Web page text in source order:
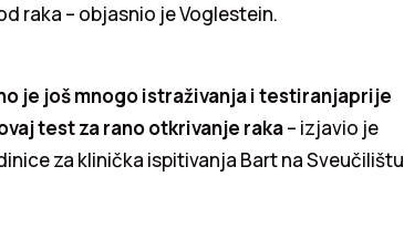
raka – objasnio je Voglestein.
je još mnogo istraživanja i testiranjaprije
test za rano otkrivanje raka– izjavio je
za klinička ispitivanja Bart na Sveučilištu